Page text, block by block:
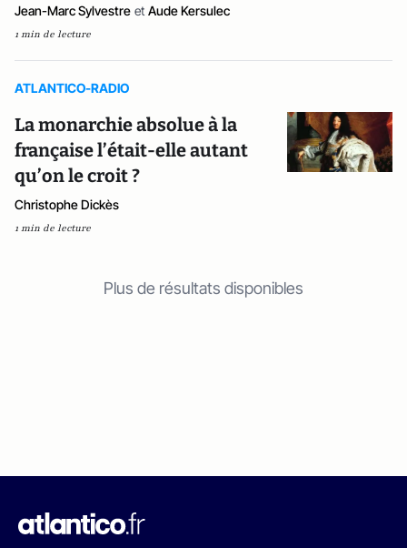
Jean-Marc Sylvestre et Aude Kersulec
1 min de lecture
ATLANTICO-RADIO
La monarchie absolue à la
française l’était-elle autant
qu’on le croit ?
Christophe Dickès
1 min de lecture
Plus de résultats disponibles